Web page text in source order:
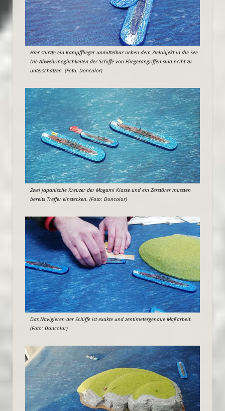
Hier stürzte ein Kampfflieger unmittelbar neben dem Zielobjekt in die See.
Die Abwehrmöglichkeiten der Schiffe von Fliegerangriffen sind nciht zu
unterschätzen. (Foto: Doncolor)
Zwei japanische Kreuzer der Mogami Klasse und ein Zerstörer mussten
bereits Treffer einstecken. (Foto: Doncolor)
Das Navigieren der Schiffe ist exakte und zentimetergenaue Maßarbeit.
(Foto: Doncolor)